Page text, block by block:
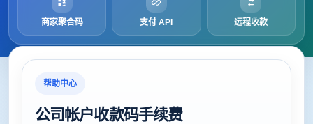
商家聚合码 支付 API 远程收款
帮助中心
公司帐户收款码手续费